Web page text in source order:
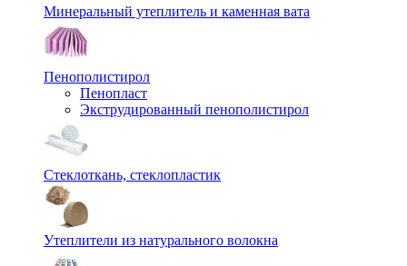
Минеральный утеплитель и каменная вата
Пенополистирол
Пенопласт
Экструдированный пенополистирол
Стеклоткань, стеклопластик
Утеплители из натурального волокна